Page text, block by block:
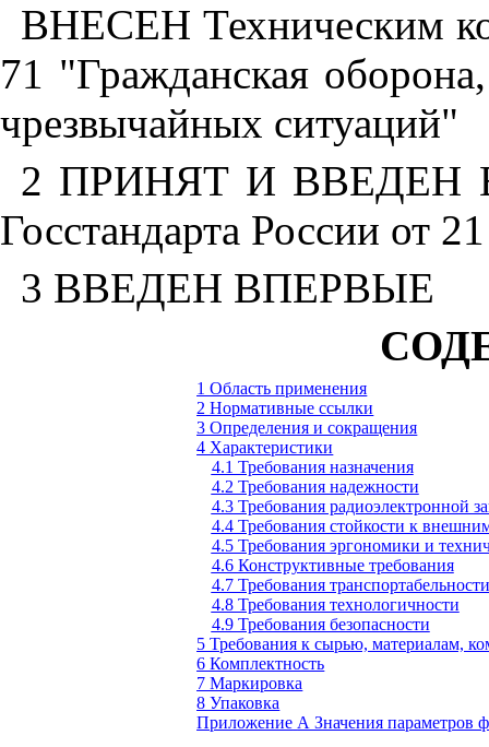
ВНЕСЕН Техническим
71 "Гражданская
чрезвычайных ситуаций"
2 ПРИНЯТ И ВВЕДЕН В
Госстандарта России от
3 ВВЕДЕН ВПЕРВЫЕ
1 Область применения
2 Нормативные ссылки
3 Определения и сокращения
4 Характеристики
4.1 Требования назначения
4.2 Требования надежности
4.3 Требования радиоэлектронной
4.4 Требования стойкости к
4.5 Требования эргономики и
4.6 Конструктивные требования
4.7 Требования транспортабельности
4.8 Требования технологичности
4.9 Требования безопасности
5 Требования к сырью, материалам,
6 Комплектность
7 Маркировка
8 Упаковка
Приложение А Значения параметров